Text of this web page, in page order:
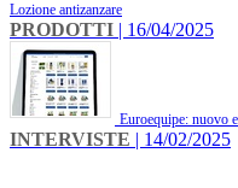
Lozione antizanzare
PRODOTTI | 16/04/2025
Euroequipe: nuovo
INTERVISTE | 14/02/2025